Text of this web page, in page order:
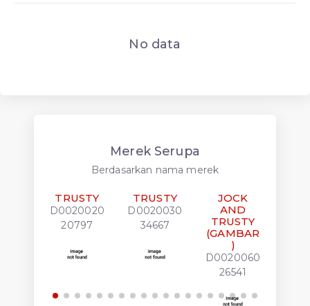
No data
Merek Serupa
Berdasarkan nama merek
TRUSTY
D0020020
20797
TRUSTY
D0020030
34667
JOCK
AND
TRUSTY
(GAMBAR
)
D0020060
26541